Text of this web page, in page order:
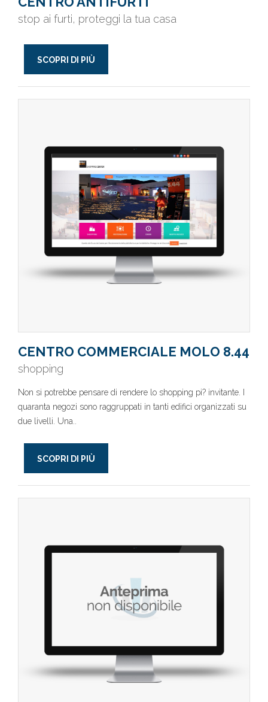
stop ai furti, proteggi la tua casa
SCOPRI DI PIÙ
CENTRO COMMERCIALE MOLO 8.44
shopping
Non si potrebbe pensare di rendere lo shopping pi? invitante. I
quaranta negozi sono raggruppati in tanti edifici organizzati su
due livelli. Una..
SCOPRI DI PIÙ